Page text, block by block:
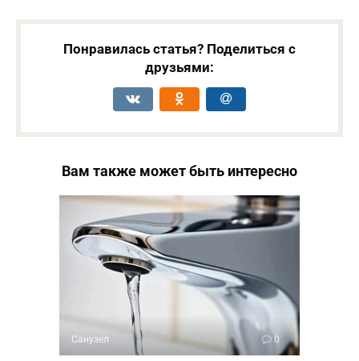
Понравилась статья? Поделиться с
друзьями:
Вам также может быть интересно
Санузел 0